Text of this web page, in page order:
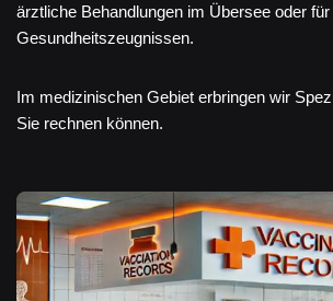
ärztliche Behandlungen im Übersee oder
Gesundheitszeugnissen.
Im medizinischen Gebiet erbringen wir
Sie rechnen können.